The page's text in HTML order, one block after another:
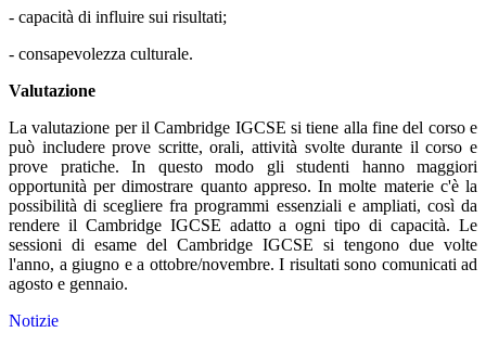
- capacità di influire sui risultati;
- consapevolezza culturale.
Valutazione
La valutazione per il Cambridge IGCSE si tiene alla fine del corso e
può includere prove scritte, orali, attività svolte durante il corso e
prove pratiche. In questo modo gli studenti hanno maggiori
opportunità per dimostrare quanto appreso. In molte materie c'è la
possibilità di scegliere fra programmi essenziali e ampliati, così da
rendere il Cambridge IGCSE adatto a ogni tipo di capacità. Le
sessioni di esame del Cambridge IGCSE si tengono due volte
l'anno, a giugno e a ottobre/novembre. I risultati sono comunicati ad
agosto e gennaio.
Notizie